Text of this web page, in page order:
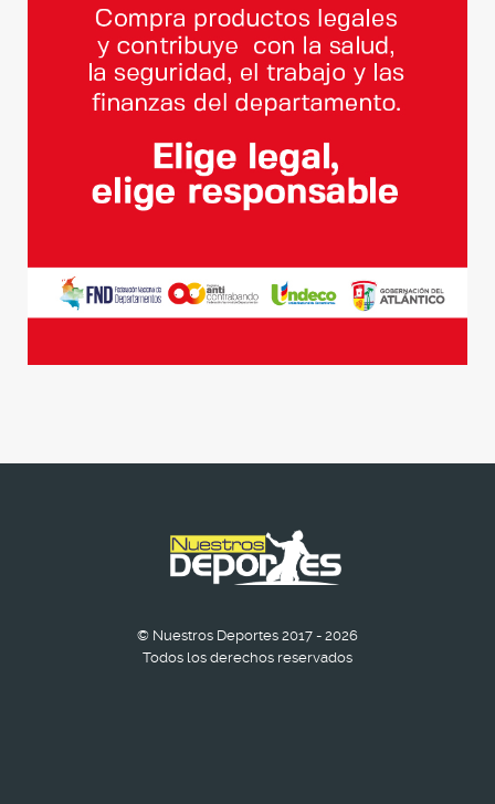
© Nuestros Deportes 2017 - 2026
Todos los derechos reservados